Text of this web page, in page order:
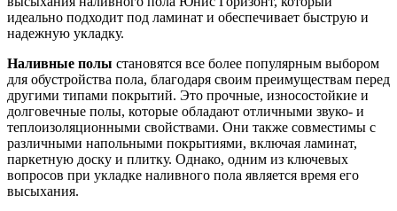
идеально подходит под ламинат и обеспечивает быструю и
надежную укладку.
Наливные полы становятся все более популярным выбором
для обустройства пола, благодаря своим преимуществам перед
другими типами покрытий. Это прочные, износостойкие и
долговечные полы, которые обладают отличными звуко- и
теплоизоляционными свойствами. Они также совместимы с
различными напольными покрытиями, включая ламинат,
паркетную доску и плитку. Однако, одним из ключевых
вопросов при укладке наливного пола является время его
высыхания.